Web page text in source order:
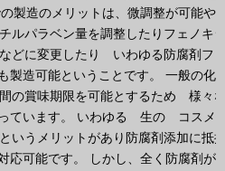
の製造のメリットは、微調整が可能
ルパラベン量を調整したりフェノキ
どに変更したり いわゆる防腐剤フ
製造可能ということです。 一般の化
の賞味期限を可能とするため 様々
ています。 いわゆる 生の コスメ
いうメリットがあり防腐剤添加に抵
応可能です。 しかし、全く防腐剤が